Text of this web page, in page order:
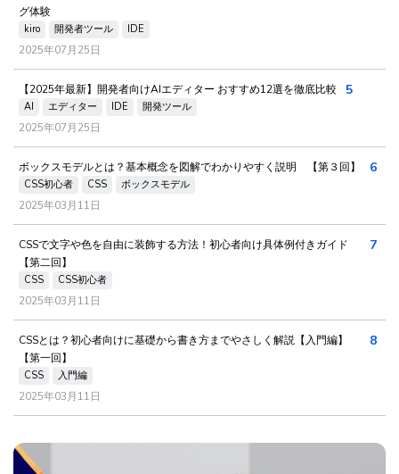
グ体験
kiro 開発者ツール IDE
2025年07月25日
【2025年最新】開発者向けAIエディター おすすめ12選を徹底比較
AI エディター IDE 開発ツール
2025年07月25日
5
ボックスモデルとは？基本概念を図解でわかりやすく説明 【第３回】
CSS初心者 CSS ボックスモデル
2025年03月11日
6
CSSで文字や色を自由に装飾する方法！初心者向け具体例付きガイド
【第二回】
CSS CSS初心者
2025年03月11日
7
CSSとは？初心者向けに基礎から書き方までやさしく解説【入門編】
【第一回】
CSS 入門編
2025年03月11日
8